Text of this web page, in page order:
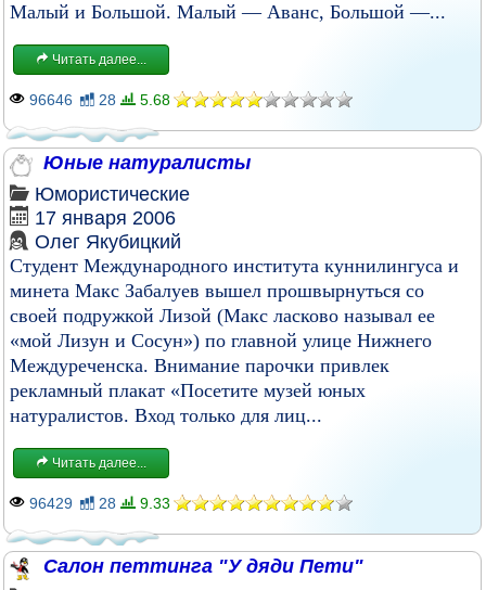
Малый и Большой. Малый — Аванс, Большой —...
Читать далее...
96646 28 5.68
Юные натуралисты
Юмористические
17 января 2006
Олег Якубицкий
Студент Международного института куннилингуса и
минета Макс Забалуев вышел прошвырнуться со
своей подружкой Лизой (Макс ласково называл ее
«мой Лизун и Сосун») по главной улице Нижнего
Междуреченска. Внимание парочки привлек
рекламный плакат «Посетите музей юных
натуралистов. Вход только для лиц...
Читать далее...
96429 28 9.33
Салон петтинга "У дяди Пети"